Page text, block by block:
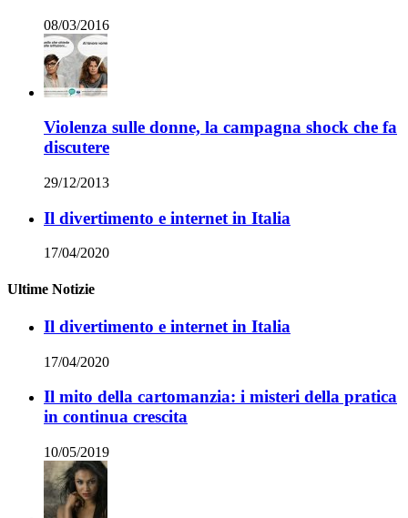
08/03/2016
Violenza sulle donne, la campagna shock che fa
discutere
29/12/2013
Il divertimento e internet in Italia
17/04/2020
Ultime Notizie
Il divertimento e internet in Italia
17/04/2020
Il mito della cartomanzia: i misteri della pratica
in continua crescita
10/05/2019